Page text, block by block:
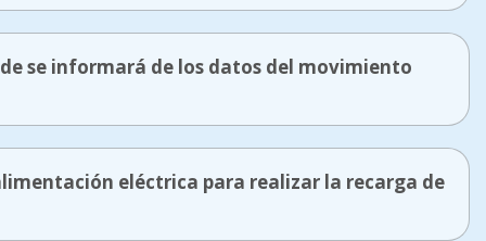
se informará de los datos del movimiento
eléctrica para realizar la recarga de